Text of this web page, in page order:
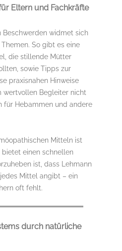
Eltern und Fachkräfte
Beschwerden widmet sich
So gibt es eine
die stillende Mütter
sowie Tipps zur
praxisnahen Hinweise
wertvollen Begleiter nicht
für Hebammen und andere
Mitteln ist
einen schnellen
ist, dass Lehmann
Mittel angibt – ein
oft fehlt.
durch natürliche